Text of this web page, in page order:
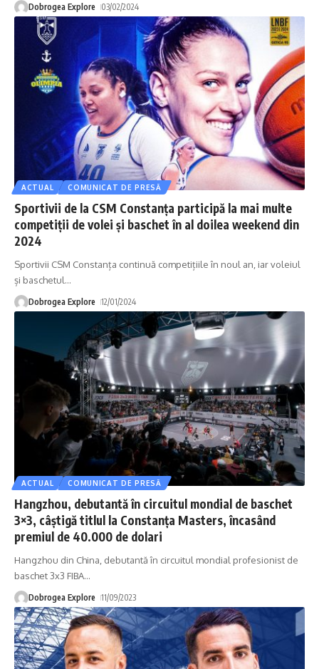
Dobrogea Explore 03/02/2024
ACTUAL COMUNICAT DE PRESĂ
Sportivii de la CSM Constanța participă la mai multe
competiții de volei și baschet în al doilea weekend din
2024
Sportivii CSM Constanța continuă competițiile în noul an, iar voleiul
și baschetul…
Dobrogea Explore 12/01/2024
ACTUAL COMUNICAT DE PRESĂ
Hangzhou, debutantă în circuitul mondial de baschet
3×3, câștigă titlul la Constanța Masters, încasând
premiul de 40.000 de dolari
Hangzhou din China, debutantă în circuitul mondial profesionist de
baschet 3x3 FIBA…
Dobrogea Explore 11/09/2023